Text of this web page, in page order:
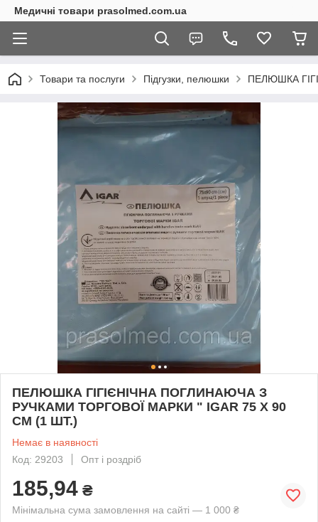
Медичні товари prasolmed.com.ua
Товари та послуги Підгузки, пелюшки ПЕЛЮШКА
ПЕЛЮШКА ГІГІЄНІЧНА ПОГЛИНАЮЧА З
РУЧКАМИ ТОРГОВОЇ МАРКИ " IGAR 75 Х 90
СМ (1 ШТ.)
Немає в наявності
Код: 29203
Опт і роздріб
185,94 ₴
Мінімальна сума замовлення на сайті — 1 000 ₴